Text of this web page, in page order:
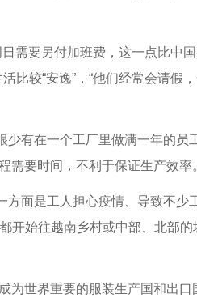
要另付加班费，这一点比中
比较“安逸”，“他们经常会请假
在一个工厂里做满一年的员
需要时间，不利于保证生产效率
面是工人担心疫情、导致不少
开始往越南乡村或中部、北部
世界重要的服装生产国和出口